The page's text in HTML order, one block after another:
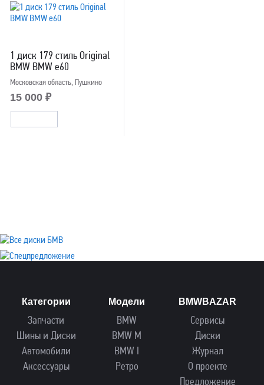
1 диск 179 стиль Original
BMW BMW e60
Московская область, Пушкино
15 000 ₽
Категории
Запчасти
Шины и Диски
Автомобили
Аксессуары
Модели
BMW
BMW M
BMW I
Ретро
BMWBAZAR
Сервисы
Диски
Журнал
О проекте
Предложение